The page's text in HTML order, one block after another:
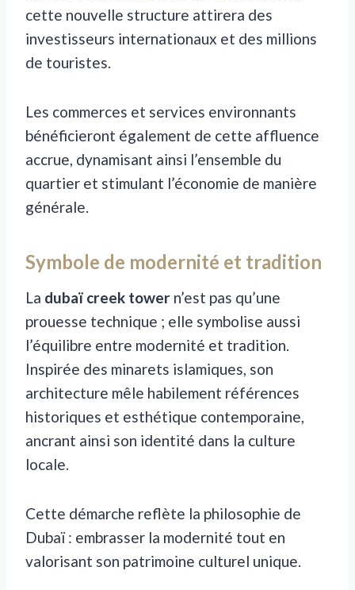
cette nouvelle structure attirera des
investisseurs internationaux et des millions
de touristes.
Les commerces et services environnants
bénéficieront également de cette affluence
accrue, dynamisant ainsi l’ensemble du
quartier et stimulant l’économie de manière
générale.
Symbole de modernité et tradition
La dubaï creek tower n’est pas qu’une
prouesse technique ; elle symbolise aussi
l’équilibre entre modernité et tradition.
Inspirée des minarets islamiques, son
architecture mêle habilement références
historiques et esthétique contemporaine,
ancrant ainsi son identité dans la culture
locale.
Cette démarche reflète la philosophie de
Dubaï : embrasser la modernité tout en
valorisant son patrimoine culturel unique.